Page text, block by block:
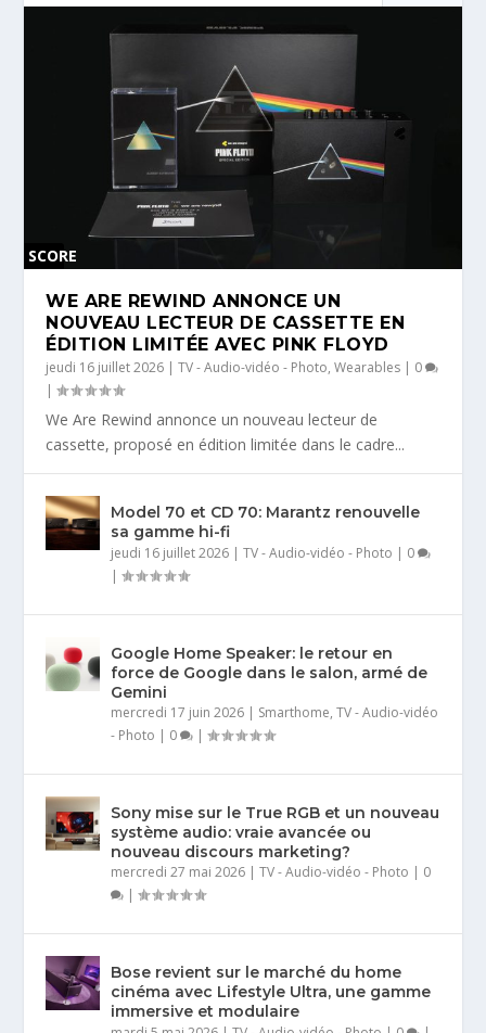
SCORE
WE ARE REWIND ANNONCE UN
NOUVEAU LECTEUR DE CASSETTE EN
ÉDITION LIMITÉE AVEC PINK FLOYD
jeudi 16 juillet 2026 |TV - Audio-vidéo - Photo,Wearables | 0
|
We Are Rewind annonce un nouveau lecteur de
cassette, proposé en édition limitée dans le cadre...
Model 70 et CD 70: Marantz renouvelle
sa gamme hi-fi
jeudi 16 juillet 2026 |TV - Audio-vidéo - Photo | 0
|
Google Home Speaker: le retour en
force de Google dans le salon, armé de
Gemini
mercredi 17 juin 2026 | Smarthome,TV - Audio-vidéo
- Photo | 0 |
Sony mise sur le True RGB et un nouveau
système audio: vraie avancée ou
nouveau discours marketing?
mercredi 27 mai 2026 |TV - Audio-vidéo - Photo | 0
|
Bose revient sur le marché du home
cinéma avec Lifestyle Ultra, une gamme
immersive et modulaire